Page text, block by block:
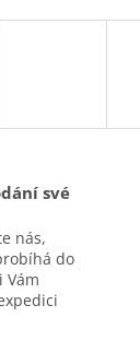
své
nás,
do
Vám